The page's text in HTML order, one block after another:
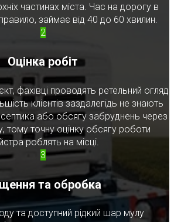
частинах міста. Час на дорогу в
займає від 40 до 60 хвилин.
2
Оцінка робіт
фахівці проводять ретельний огляд
клієнтів заздалегідь не знають
або обсягу забруднень через
тому точну оцінку обсягу роботи
роблять на місці.
3
та обробка
та доступний рідкий шар мулу